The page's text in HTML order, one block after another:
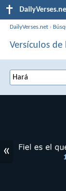
DailyVerses.net ›
Versículos
«